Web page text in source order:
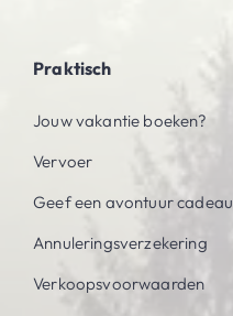
Praktisch
Jouw vakantie boeken?
Vervoer
Geef een avontuur cadeau
Annuleringsverzekering
Verkoopsvoorwaarden